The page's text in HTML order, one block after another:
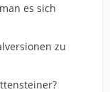
es sich
zu